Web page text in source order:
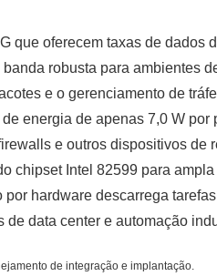
que oferecem taxas de dados
robusta para ambientes
e o gerenciamento de
energia de apenas 7,0 W por
e outros dispositivos
chipset Intel 82599 para
hardware descarrega
de data center e automação
de integração e implantação.